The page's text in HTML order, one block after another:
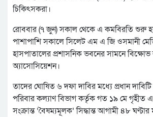
চিকিৎসকরা।
রোববার (৭ জুন) সকাল থেকে এ কমবিরতি শুরু
পাশাপাশি সকালে সিলেট এম এ জি ওসমানী
হাসপাতালের প্রশাসনিক ভবনের সামনে বিক্ষোভ
অ্যাসোসিয়েশন।
তাদের ঘোষিত ৬ দফা দাবির মধ্যে প্রধান দাবিটি
পরিবার কল্যাণ বিভাগ কর্তৃক গত ১৯ মে গৃহীত
সংক্রান্ত ‘বৈষম্যমূলক’ সিদ্ধান্ত আগামী ৪৮